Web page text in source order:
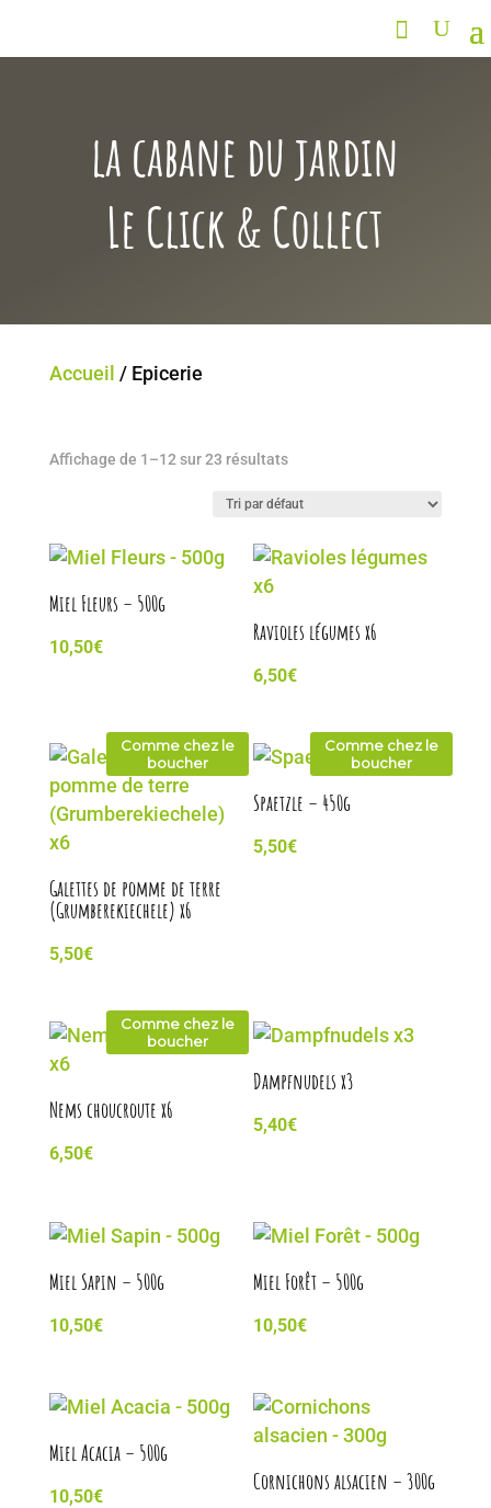
la cabane du jardin
Le Click & Collect
Accueil / Epicerie
Affichage de 1–12 sur 23 résultats
Miel Fleurs – 500g
10,50€
Ravioles légumes x6
6,50€
Comme chez le
boucher
Galettes de pomme de terre
(Grumberekiechele) x6
5,50€
Comme chez le
boucher
Spaetzle – 450g
5,50€
Comme chez le
boucher
Nems choucroute x6
6,50€
Dampfnudels x3
5,40€
Miel Sapin – 500g
10,50€
Miel Forêt – 500g
10,50€
Miel Acacia – 500g
10,50€
Cornichons alsacien – 300g